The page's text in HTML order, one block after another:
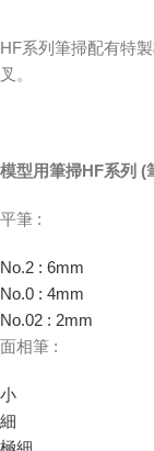
HF系列筆掃配有特
叉。
模型用筆掃HF系列 (
平筆 :
No.2 : 6mm
No.0 : 4mm
No.02 : 2mm
面相筆 :
小
細
極細